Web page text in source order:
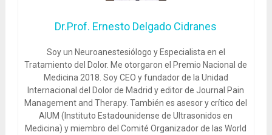
Dr.Prof. Ernesto Delgado Cidranes
Soy un Neuroanestesiólogo y Especialista en el
Tratamiento del Dolor. Me otorgaron el Premio Nacional de
Medicina 2018. Soy CEO y fundador de la Unidad
Internacional del Dolor de Madrid y editor de Journal Pain
Management and Therapy. También es asesor y crítico del
AIUM (Instituto Estadounidense de Ultrasonidos en
Medicina) y miembro del Comité Organizador de las World